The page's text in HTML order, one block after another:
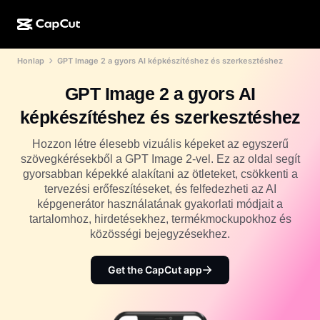
CapCut Online
CapCut Pad
CapCut Mobile
Dreamina AI
Pippit AI
MI-alkotás
MI-dizájn
Videóstúdió
MI-videógenerátor
MI-képgenerátor
MI-képminőség-javító
Nano Banana Pro
Funkciók
MI-eszközök
Videószerkesztő és -generátor
Képszerkesztő és -generátor
Beszédhang-generátor és -szerkesztő
Több
Felhasználási területek
Ünnepi sablonok
Több
Naptársablonok
Évfordulós sablonok
Névjegy
Közösség
Kezdeményezések
Partnerek
Úttörőprogram
Kreatív partnerprogram
CapCut kreatív campus
Honlap GPT Image 2 a gyors AI képkészítéshez és szerkesztéshez
GPT Image 2 a gyors AI
képkészítéshez és szerkesztéshez
Hozzon létre élesebb vizuális képeket az egyszerű
szövegkérésekből a GPT Image 2-vel. Ez az oldal segít
gyorsabban képekké alakítani az ötleteket, csökkenti a
tervezési erőfeszítéseket, és felfedezheti az AI
képgenerátor használatának gyakorlati módjait a
tartalomhoz, hirdetésekhez, termékmockupokhoz és
közösségi bejegyzésekhez.
Get the CapCut app